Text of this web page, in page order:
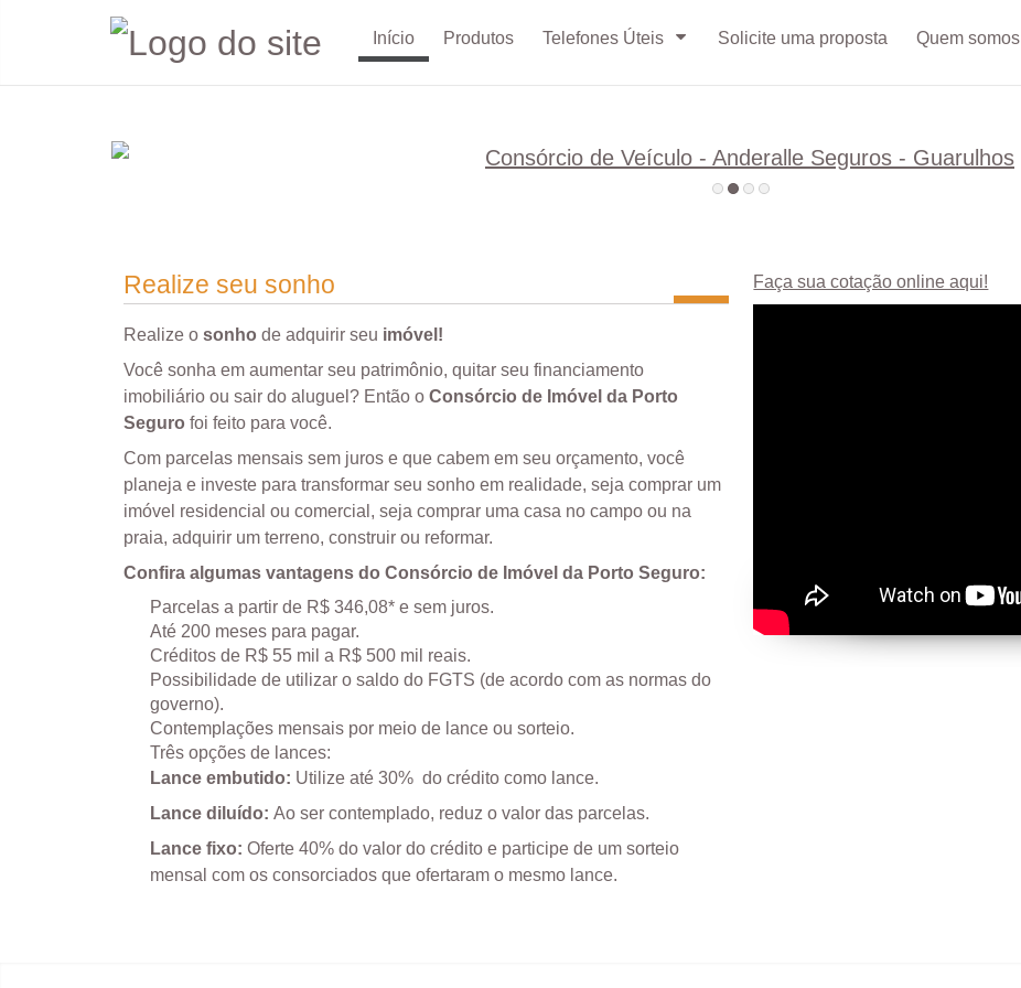
Início Produtos Telefones Úteis Solicite uma proposta Quem somos
Realize seu sonho
Realize osonho de adquirir seu imóvel!
Você sonha em aumentar seu patrimônio, quitar seu financiamento
imobiliário ou sair do aluguel? Então oConsórcio de Imóvel da Porto
Seguro foi feito para você.
Com parcelas mensais sem juros e que cabem em seu orçamento, você
planeja e investe para transformar seu sonho em realidade, seja comprar um
imóvel residencial ou comercial, seja comprar uma casa no campo ou na
praia, adquirir um terreno, construir ou reformar.
Confira algumas vantagens do Consórcio de Imóvel da Porto Seguro:
Parcelas a partir de R$ 346,08* e sem juros.
Até 200 meses para pagar.
Créditos de R$ 55 mil a R$ 500 mil reais.
Possibilidade de utilizar o saldo do FGTS (de acordo com as normas do
governo).
Contemplações mensais por meio de lance ou sorteio.
Três opções de lances:
Lance embutido: Utilize até 30% do crédito como lance.
Lance diluído: Ao ser contemplado, reduz o valor das parcelas.
Lance fixo: Oferte 40% do valor do crédito e participe de um sorteio
mensal com os consorciados que ofertaram o mesmo lance.
Faça sua cotação online aqui!